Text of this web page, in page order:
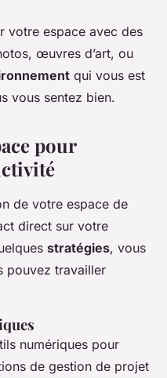
votre espace avec des
œuvres d’art, ou
qui vous est
vous sentez bien.
pour
de votre espace de
direct sur votre
stratégies, vous
pouvez travailler
numériques pour
de gestion de projet